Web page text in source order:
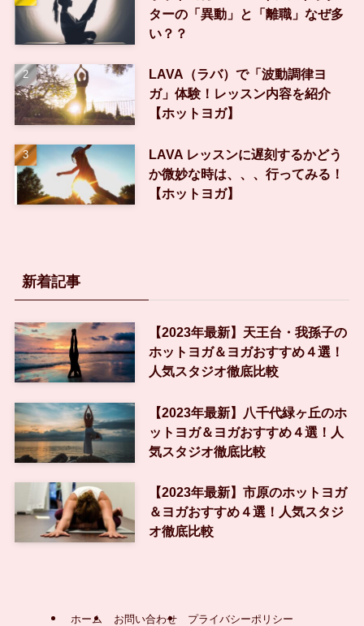
ターの「異動」と「離職」なぜ多
い？？
LAVA（ラバ）で「波動調律ヨ
ガ」体験！レッスン内容を紹介
【ホットヨガ】
LAVA レッスンに遅刻するかどう
か微妙な時は、、、行ってみる！
【ホットヨガ】
新着記事
【2023年最新】天王台・我孫子の
ホットヨガ＆ヨガおすすめ４選！
人気スタジオ徹底比較
【2023年最新】八千代緑ヶ丘のホ
ットヨガ＆ヨガおすすめ４選！人
気スタジオ徹底比較
【2023年最新】市原のホットヨガ
＆ヨガおすすめ４選！人気スタジ
オ徹底比較
ホーム お問い合わせ プライバシーポリシー